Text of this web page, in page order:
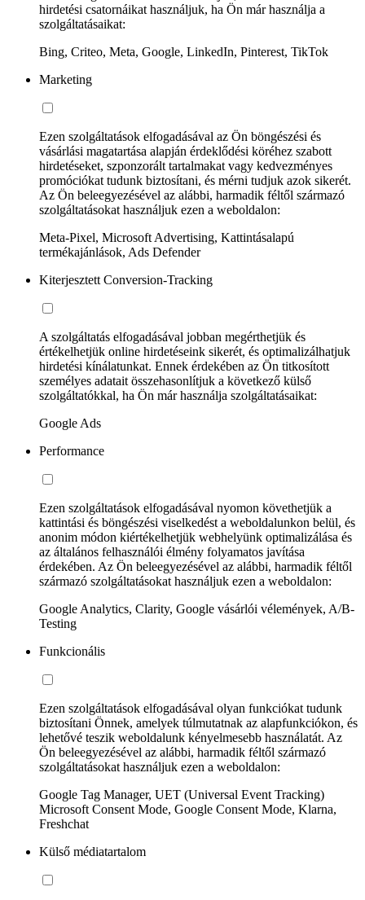
hirdetési csatornáikat használjuk, ha Ön már használja a
szolgáltatásaikat:
Bing, Criteo, Meta, Google, LinkedIn, Pinterest, TikTok
Marketing
Ezen szolgáltatások elfogadásával az Ön böngészési és
vásárlási magatartása alapján érdeklődési köréhez szabott
hirdetéseket, szponzorált tartalmakat vagy kedvezményes
promóciókat tudunk biztosítani, és mérni tudjuk azok sikerét.
Az Ön beleegyezésével az alábbi, harmadik féltől származó
szolgáltatásokat használjuk ezen a weboldalon:
Meta-Pixel, Microsoft Advertising, Kattintásalapú
termékajánlások, Ads Defender
Kiterjesztett Conversion-Tracking
A szolgáltatás elfogadásával jobban megérthetjük és
értékelhetjük online hirdetéseink sikerét, és optimalizálhatjuk
hirdetési kínálatunkat. Ennek érdekében az Ön titkosított
személyes adatait összehasonlítjuk a következő külső
szolgáltatókkal, ha Ön már használja szolgáltatásaikat:
Google Ads
Performance
Ezen szolgáltatások elfogadásával nyomon követhetjük a
kattintási és böngészési viselkedést a weboldalunkon belül, és
anonim módon kiértékelhetjük webhelyünk optimalizálása és
az általános felhasználói élmény folyamatos javítása
érdekében. Az Ön beleegyezésével az alábbi, harmadik féltől
származó szolgáltatásokat használjuk ezen a weboldalon:
Google Analytics, Clarity, Google vásárlói vélemények, A/B-
Testing
Funkcionális
Ezen szolgáltatások elfogadásával olyan funkciókat tudunk
biztosítani Önnek, amelyek túlmutatnak az alapfunkciókon, és
lehetővé teszik weboldalunk kényelmesebb használatát. Az
Ön beleegyezésével az alábbi, harmadik féltől származó
szolgáltatásokat használjuk ezen a weboldalon:
Google Tag Manager, UET (Universal Event Tracking)
Microsoft Consent Mode, Google Consent Mode, Klarna,
Freshchat
Külső médiatartalom